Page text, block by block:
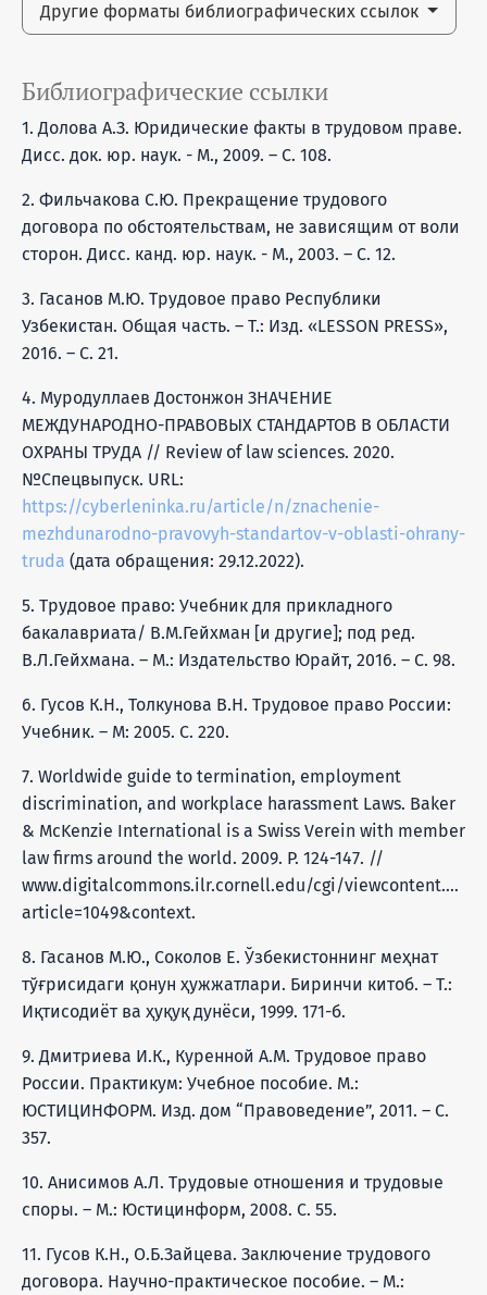
Другие форматы библиографических ссылок
Библиографические ссылки
1. Долова А.З. Юридические факты в трудовом праве.
Дисс. док. юр. наук. - М., 2009. – С. 108.
2. Фильчакова С.Ю. Прекращение трудового
договора по обстоятельствам, не зависящим от воли
сторон. Дисс. канд. юр. наук. - М., 2003. – С. 12.
3. Гасанов М.Ю. Трудовое право Республики
Узбекистан. Общая часть. – Т.: Изд. «LESSON PRESS»,
2016. – С. 21.
4. Муродуллаев Достонжон ЗНАЧЕНИЕ
МЕЖДУНАРОДНО-ПРАВОВЫХ СТАНДАРТОВ В ОБЛАСТИ
ОХРАНЫ ТРУДА // Review of law sciences. 2020.
№Спецвыпуск. URL:
https://cyberleninka.ru/article/n/znachenie-
mezhdunarodno-pravovyh-standartov-v-oblasti-ohrany-
truda (дата обращения: 29.12.2022).
5. Трудовое право: Учебник для прикладного
бакалавриата/ В.М.Гейхман [и другие]; под ред.
В.Л.Гейхмана. – М.: Издательство Юрайт, 2016. – С. 98.
6. Гусов К.Н., Толкунова В.Н. Трудовое право России:
Учебник. – М: 2005. С. 220.
7. Worldwide guide to termination, employment
discrimination, and workplace harassment Laws. Baker
& McKenzie International is a Swiss Verein with member
law firms around the world. 2009. P. 124-147. //
www.digitalcommons.ilr.cornell.edu/cgi/viewcontent.cgi?
article=1049&context.
8. Гасанов М.Ю., Соколов Е. Ўзбекистоннинг меҳнат
тўғрисидаги қонун ҳужжатлари. Биринчи китоб. – Т.:
Иқтисодиёт ва ҳуқуқ дунёси, 1999. 171-б.
9. Дмитриева И.К., Куренной А.М. Трудовое право
России. Практикум: Учебное пособие. М.:
ЮСТИЦИНФОРМ. Изд. дом “Правоведение”, 2011. – С.
357.
10. Анисимов А.Л. Трудовые отношения и трудовые
споры. – М.: Юстицинформ, 2008. С. 55.
11. Гусов К.Н., О.Б.Зайцева. Заключение трудового
договора. Научно-практическое пособие. – М.: